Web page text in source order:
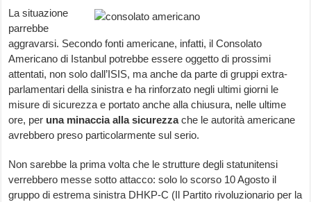
La situazione
parrebbe
aggravarsi. Secondo fonti americane, infatti, il Consolato
Americano di Istanbul potrebbe essere oggetto di prossimi
attentati, non solo dall’ISIS, ma anche da parte di gruppi extra-
parlamentari della sinistra e ha rinforzato negli ultimi giorni le
misure di sicurezza e portato anche alla chiusura, nelle ultime
ore, per una minaccia alla sicurezzache le autorità americane
avrebbero preso particolarmente sul serio.
Non sarebbe la prima volta che le strutture degli statunitensi
verrebbero messe sotto attacco: solo lo scorso 10 Agosto il
gruppo di estrema sinistra DHKP-C (Il Partito rivoluzionario per la